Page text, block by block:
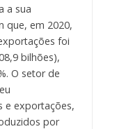
a sua
que, em 2020,
foi
bilhões),
O setor de
e exportações,
por